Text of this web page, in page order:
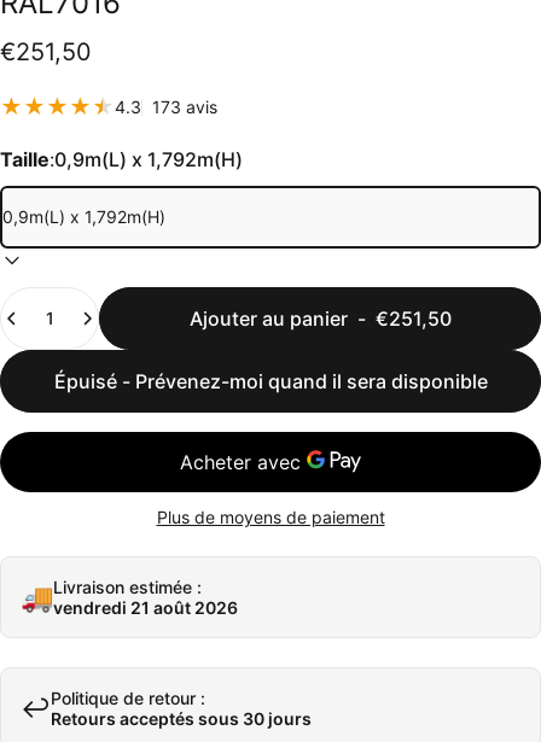
€251,50
4.3 173 avis173 total des critiques
Taille:0,9m(L) x 1,792m(H)
Quantité
Ajouter au panier- €251,50
Épuisé - Prévenez-moi quand il sera disponible
Plus de moyens de paiement
🚚Livraison estimée :
vendredi 21 août 2026
↩️Politique de retour :
Retours acceptés sous 30 jours